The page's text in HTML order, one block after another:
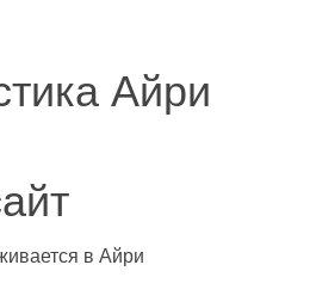
Айри
в Айри